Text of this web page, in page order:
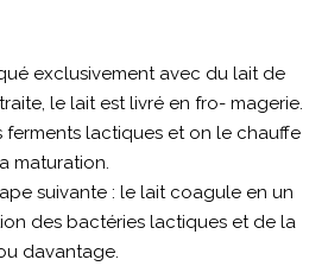
exclusivement avec du lait de
le lait est livré en fro- magerie.
ferments lactiques et on le chauffe
maturation.
suivante : le lait coagule en un
des bactéries lactiques et de la
davantage.